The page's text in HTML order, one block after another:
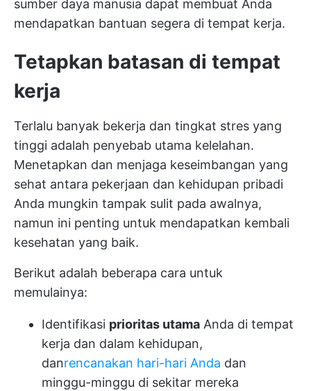
sumber daya manusia dapat membuat Anda
mendapatkan bantuan segera di tempat kerja.
Tetapkan batasan di tempat
kerja
Terlalu banyak bekerja dan tingkat stres yang
tinggi adalah penyebab utama kelelahan.
Menetapkan dan menjaga keseimbangan yang
sehat antara pekerjaan dan kehidupan pribadi
Anda mungkin tampak sulit pada awalnya,
namun ini penting untuk mendapatkan kembali
kesehatan yang baik.
Berikut adalah beberapa cara untuk
memulainya:
Identifikasi prioritas utama Anda di tempat
kerja dan dalam kehidupan,
danrencanakan hari-hari Anda dan
minggu-minggu di sekitar mereka